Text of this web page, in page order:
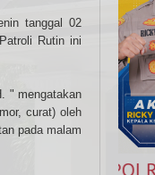
tanggal 02
Rutin ini
" mengatakan
curat) oleh
pada malam
: 110 (Siap